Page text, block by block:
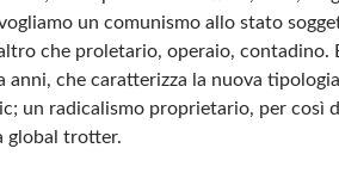
un comunismo allo stato
che proletario, operaio, contadino.
anni, che caratterizza la nuova
un radicalismo proprietario, per così
global trotter.